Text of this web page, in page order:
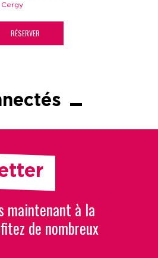
Cergy
RÉSERVER
maintenant à la
de nombreux